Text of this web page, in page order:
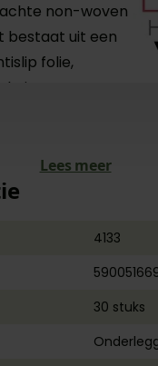
non-woven
bestaat uit een
folie,
Zeer
Lees meer
4133
30 stuks